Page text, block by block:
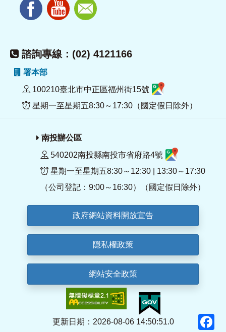
諮詢專線：(02) 4121166
署本部
100210臺北市中正區福州街15號
星期一至星期五8:30～17:30（國定假日除外）
南投辦公區
540202南投縣南投市省府路4號
星期一至星期五8:30～12:30 | 13:30～17:30
（公司登記：9:00～16:30）（國定假日除外）
政府網站資料開放宣告
隱私權政策
網站安全政策
更新日期：2026-08-06 14:50:51.0